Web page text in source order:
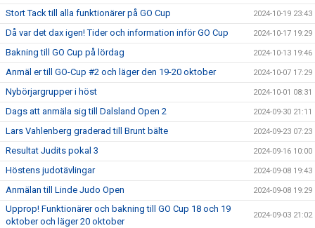
Stort Tack till alla funktionärer på GO Cup 2024-10-19 23:43
Då var det dax igen! Tider och information inför GO Cup 2024-10-17 19:29
Bakning till GO Cup på lördag 2024-10-13 19:46
Anmäl er till GO-Cup #2 och läger den 19-20 oktober 2024-10-07 17:29
Nybörjargrupper i höst 2024-10-01 08:31
Dags att anmäla sig till Dalsland Open 2 2024-09-30 21:11
Lars Vahlenberg graderad till Brunt bälte 2024-09-23 07:23
Resultat Judits pokal 3 2024-09-16 10:00
Höstens judotävlingar 2024-09-08 19:43
Anmälan till Linde Judo Open 2024-09-08 19:29
Upprop! Funktionärer och bakning till GO Cup 18 och 19
oktober och läger 20 oktober
2024-09-03 21:02